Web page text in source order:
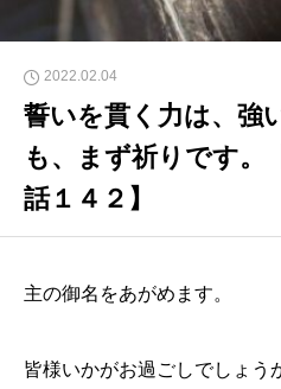
2022.02.04
誓いを貫く力は、強
も、まず祈りです。
話１４２】
主の御名をあがめます。
皆様いかがお過ごしでしょう